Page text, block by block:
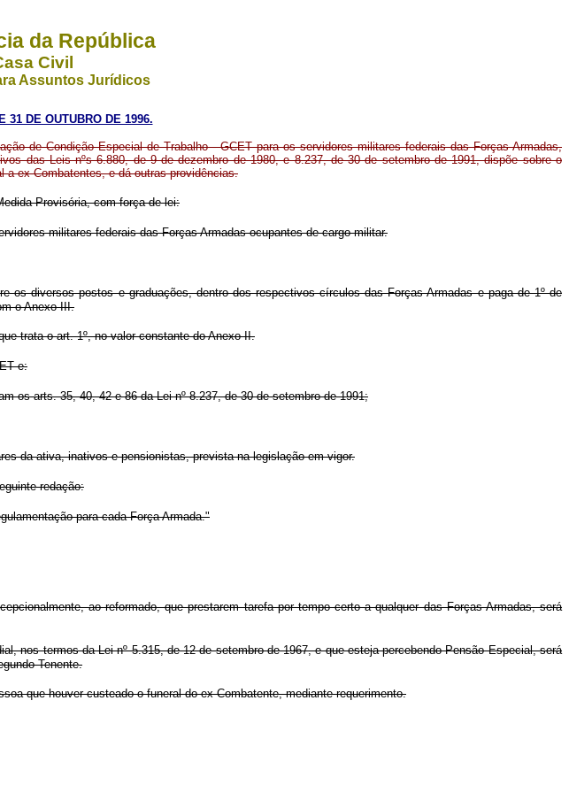
da República
Civil
Assuntos Jurídicos
31 DE OUTUBRO DE 1996.
de Condição Especial de Trabalho - GCET para os servidores militares federais das Forças Armadas,
das Leis nºs 6.880, de 9 de dezembro de 1980, e 8.237, de 30 de setembro de 1991, dispõe sobre o
a ex-Combatentes, e dá outras providências.
Provisória, com força de lei:
militares federais das Forças Armadas ocupantes de cargo militar.
os diversos postos e graduações, dentro dos respectivos círculos das Forças Armadas e paga de 1º de
o Anexo III.
trata o art. 1º, no valor constante do Anexo II.
e:
os arts. 35, 40, 42 e 86 da Lei nº 8.237, de 30 de setembro de 1991;
da ativa, inativos e pensionistas, prevista na legislação em vigor.
redação:
para cada Força Armada."
ao reformado, que prestarem tarefa por tempo certo a qualquer das Forças Armadas, será
nos termos da Lei nº 5.315, de 12 de setembro de 1967, e que esteja percebendo Pensão Especial, será
Tenente.
que houver custeado o funeral do ex-Combatente, mediante requerimento.